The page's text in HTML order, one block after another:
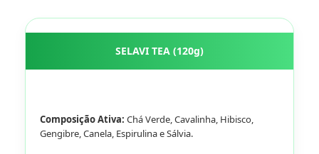
SELAVI TEA (120g)
Composição Ativa: Chá Verde, Cavalinha, Hibisco,
Gengibre, Canela, Espirulina e Sálvia.